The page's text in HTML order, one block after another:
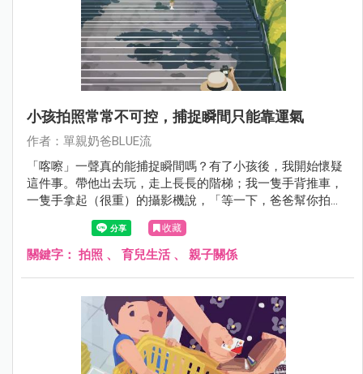
小孩拍照常常不可控，捕捉瞬間只能靠運氣
作者：單親奶爸BLUE流
「喀嚓」一聲真的能捕捉瞬間嗎？有了小孩後，我開始懷疑
這件事。帶他出去玩，走上長長的階梯；我一隻手背推車，
一隻手拿起（很重）的攝影機說，「等一下，爸爸幫你拍張
照。」結果他約莫轉頭0.5秒，就回頭衝上階梯最高處。我看
著模糊的照片，心想小孩真的是風的孩子。
收藏
關鍵字： 拍照 、 育兒生活、 親子關係